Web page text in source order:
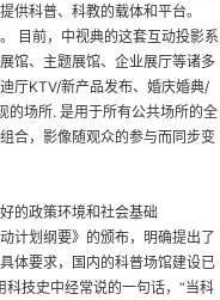
供科普、科教的载体和平台。
目前，中视典的这套互动投影系
馆、主题展馆、企业展厅等诸多
厅KTV/新产品发布、婚庆婚典/
的场所. 是用于所有公共场所的全
合，影像随观众的参与而同步变
的政策环境和社会基础
计划纲要》的颁布，明确提出了
体要求，国内的科普场馆建设已
技史中经常说的一句话，“当科